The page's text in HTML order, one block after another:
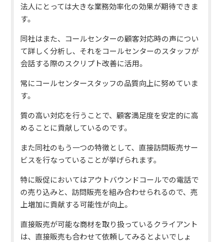
法人にとっては大きな業務効率化の効果が期待できま
す。
同社はまた、コールセンターの顧客対応時の声につい
て詳しく分析し、それをコールセンターのスタッフが
会話する際のスクリプト改善に活用。
常にコールセンタースタッフの品質向上に努めていま
す。
質の高い対応を行うことで、顧客満足度を安定的に高
めることに貢献しているのです。
また同社のもう一つの特徴として、直接訪問販売サー
ビスを行なっていることが挙げられます。
特に販促においてはアウトバウンドコールでの電話で
の売り込みと、訪問販売を組み合わせられるので、売
上増加に貢献する可能性が向上。
直接販売が可能な商材を取り扱っているクライアント
は、直接販売も合わせて依頼してみるとよいでしょ